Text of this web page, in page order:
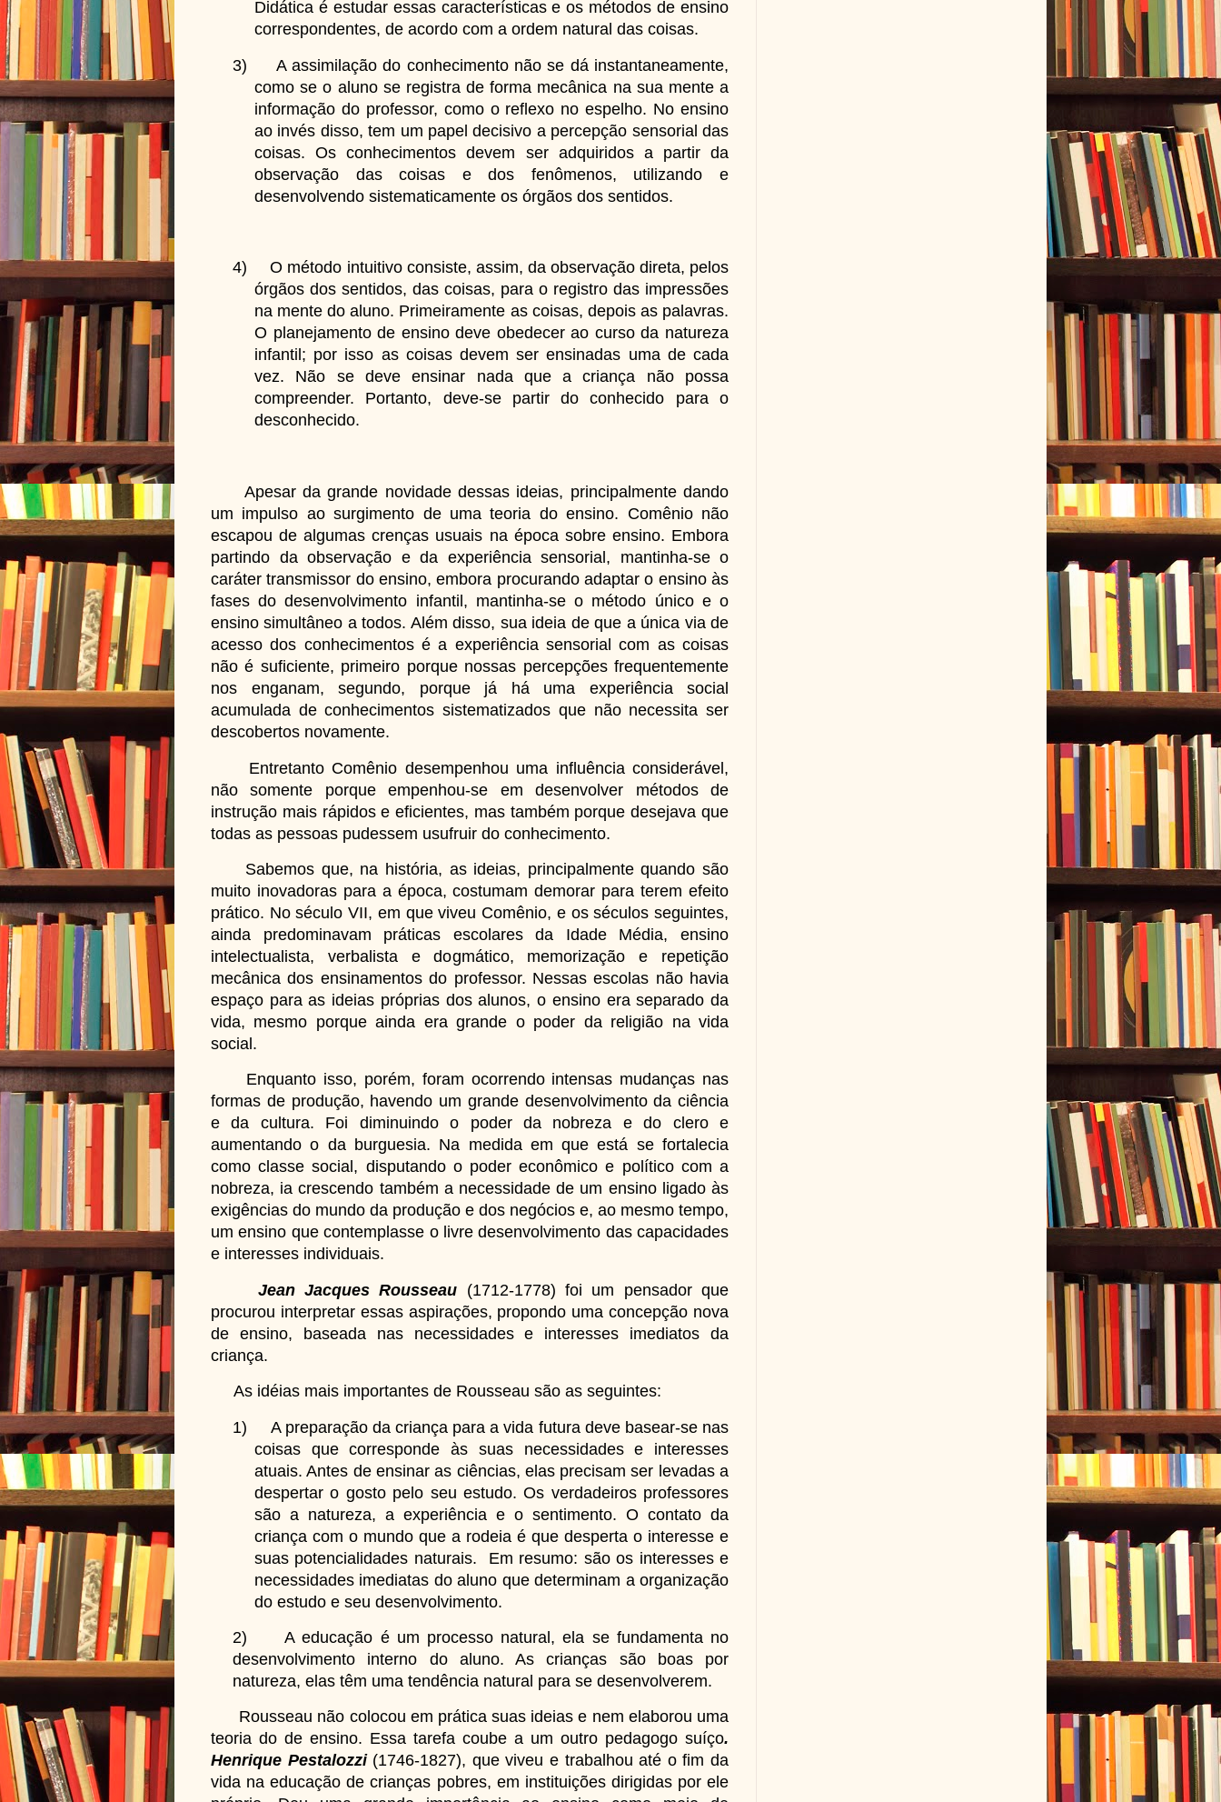
Didática é estudar essas características e os métodos de ensino
correspondentes, de acordo com a ordem natural das coisas.
3)
A assimilação do conhecimento não se dá instantaneamente,
como se o aluno se registra de forma mecânica na sua mente a
informação do professor, como o reflexo no espelho. No ensino
ao invés disso, tem um papel decisivo a percepção sensorial das
coisas. Os conhecimentos devem ser adquiridos a partir da
observação das coisas e dos fenômenos, utilizando e
desenvolvendo sistematicamente os órgãos dos sentidos.
4)
O método intuitivo consiste, assim, da observação direta, pelos
órgãos dos sentidos, das coisas, para o registro das impressões
na mente do aluno. Primeiramente as coisas, depois as palavras.
O planejamento de ensino deve obedecer ao curso da natureza
infantil; por isso as coisas devem ser ensinadas uma de cada
vez. Não se deve ensinar nada que a criança não possa
compreender. Portanto, deve-se partir do conhecido para o
desconhecido.
Apesar da grande novidade dessas ideias, principalmente dando
um impulso ao surgimento de uma teoria do ensino. Comênio não
escapou de algumas crenças usuais na época sobre ensino. Embora
partindo da observação e da experiência sensorial, mantinha-se o
caráter transmissor do ensino, embora procurando adaptar o ensino às
fases do desenvolvimento infantil, mantinha-se o método único e o
ensino simultâneo a todos. Além disso, sua ideia de que a única via de
acesso dos conhecimentos é a experiência sensorial com as coisas
não é suficiente, primeiro porque nossas percepções frequentemente
nos enganam, segundo, porque já há uma experiência social
acumulada de conhecimentos sistematizados que não necessita ser
descobertos novamente.
Entretanto Comênio desempenhou uma influência considerável,
não somente porque empenhou-se em desenvolver métodos de
instrução mais rápidos e eficientes, mas também porque desejava que
todas as pessoas pudessem usufruir do conhecimento.
Sabemos que, na história, as ideias, principalmente quando são
muito inovadoras para a época, costumam demorar para terem efeito
prático. No século VII, em que viveu Comênio, e os séculos seguintes,
ainda predominavam práticas escolares da Idade Média, ensino
intelectualista, verbalista e dogmático, memorização e repetição
mecânica dos ensinamentos do professor. Nessas escolas não havia
espaço para as ideias próprias dos alunos, o ensino era separado da
vida, mesmo porque ainda era grande o poder da religião na vida
social.
Enquanto isso, porém, foram ocorrendo intensas mudanças nas
formas de produção, havendo um grande desenvolvimento da ciência
e da cultura. Foi diminuindo o poder da nobreza e do clero e
aumentando o da burguesia. Na medida em que está se fortalecia
como classe social, disputando o poder econômico e político com a
nobreza, ia crescendo também a necessidade de um ensino ligado às
exigências do mundo da produção e dos negócios e, ao mesmo tempo,
um ensino que contemplasse o livre desenvolvimento das capacidades
e interesses individuais.
Jean Jacques Rousseau (1712-1778) foi um pensador que
procurou interpretar essas aspirações, propondo uma concepção nova
de ensino, baseada nas necessidades e interesses imediatos da
criança.
As idéias mais importantes de Rousseau são as seguintes:
1)
A preparação da criança para a vida futura deve basear-se nas
coisas que corresponde às suas necessidades e interesses
atuais. Antes de ensinar as ciências, elas precisam ser levadas a
despertar o gosto pelo seu estudo. Os verdadeiros professores
são a natureza, a experiência e o sentimento. O contato da
criança com o mundo que a rodeia é que desperta o interesse e
suas potencialidades naturais. Em resumo: são os interesses e
necessidades imediatas do aluno que determinam a organização
do estudo e seu desenvolvimento.
2)
A educação é um processo natural, ela se fundamenta no
desenvolvimento interno do aluno. As crianças são boas por
natureza, elas têm uma tendência natural para se desenvolverem.
Rousseau não colocou em prática suas ideias e nem elaborou uma
teoria do de ensino. Essa tarefa coube a um outro pedagogo suíço.
Henrique Pestalozzi(1746-1827), que viveu e trabalhou até o fim da
vida na educação de crianças pobres, em instituições dirigidas por ele